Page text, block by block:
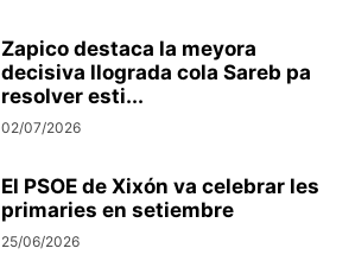
Zapico destaca la meyora
decisiva llograda cola Sareb pa
resolver esti...
02/07/2026
El PSOE de Xixón va celebrar les
primaries en setiembre
25/06/2026